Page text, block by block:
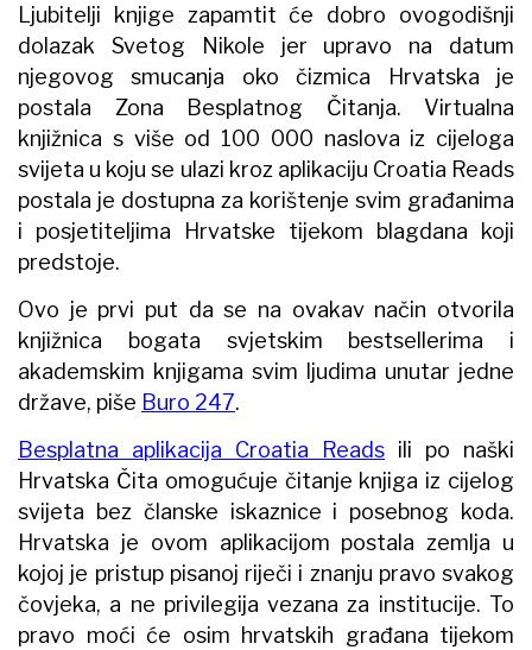
Ljubitelji knjige zapamtit će dobro ovogodišnji
dolazak Svetog Nikole jer upravo na datum
njegovog smucanja oko čizmica Hrvatska je
postala Zona Besplatnog Čitanja. Virtualna
knjižnica s više od 100 000 naslova iz cijeloga
svijeta u koju se ulazi kroz aplikaciju Croatia Reads
postala je dostupna za korištenje svim građanima
i posjetiteljima Hrvatske tijekom blagdana koji
predstoje.
Ovo je prvi put da se na ovakav način otvorila
knjižnica bogata svjetskim bestsellerima i
akademskim knjigama svim ljudima unutar jedne
države, piše Buro 247.
Besplatna aplikacija Croatia Reads ili po naški
Hrvatska Čita omogućuje čitanje knjiga iz cijelog
svijeta bez članske iskaznice i posebnog koda.
Hrvatska je ovom aplikacijom postala zemlja u
kojoj je pristup pisanoj riječi i znanju pravo svakog
čovjeka, a ne privilegija vezana za institucije. To
pravo moći će osim hrvatskih građana tijekom